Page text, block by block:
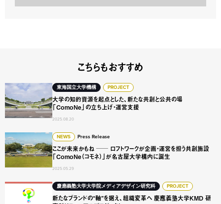
こちらもおすすめ
東海国立大学機構 PROJECT
大学の知的資源を起点とした、新たな共創と公共の場
「ComoNe」の立ち上げ・運営支援
2025.08.20
大学の知的資源を起点とした、新たな共創と公共の場 「
NEWS Press Release
ここが未来かもね ── ロフトワークが企画・運営を担う共創施設
「ComoNe（コモネ）」が名古屋大学構内に誕生
2025.05.29
ここが未来かもね ── ロフトワークが企画・運営を担う共
慶應義塾大学大学院メディアデザイン研究科 PROJECT
新たなブランドの“軸”を据え、組織変革へ 慶應義塾大学KMD 研
新たなブランドの“軸”を据え、組織変革へ 慶應義塾大学